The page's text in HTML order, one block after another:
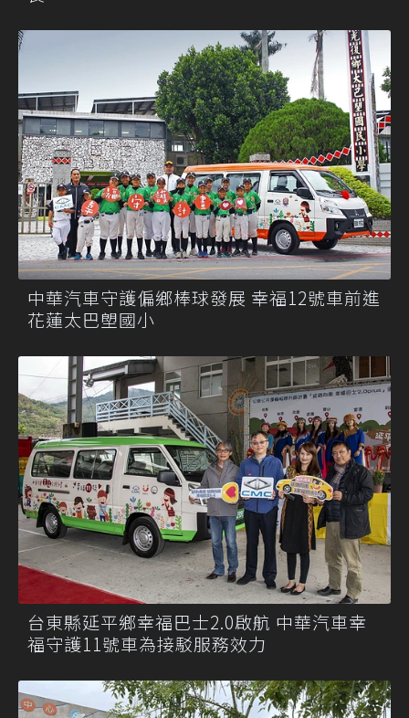
中華汽車守護偏鄉棒球發展 幸福12號車前進
花蓮太巴塱國小
台東縣延平鄉幸福巴士2.0啟航 中華汽車幸
福守護11號車為接駁服務效力